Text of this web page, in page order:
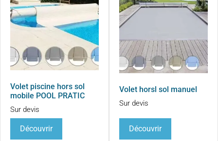
Volet piscine hors sol
mobile POOL PRATIC
Sur devis
Découvrir
Volet horsl sol manuel
Sur devis
Découvrir